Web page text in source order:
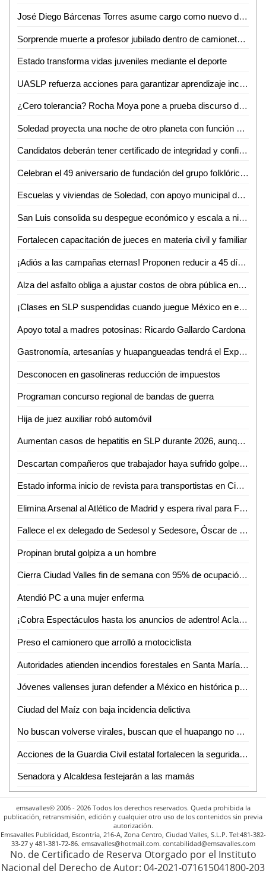
José Diego Bárcenas Torres asume cargo como nuevo director del Tec de Valles
Sorprende muerte a profesor jubilado dentro de camioneta en Aquismón
Estado transforma vidas juveniles mediante el deporte
UASLP refuerza acciones para garantizar aprendizaje inclusivo y permanencia escolar
¿Cero tolerancia? Rocha Moya pone a prueba discurso de anticorrupción en Morena
Soledad proyecta una noche de otro planeta con función especial de Star Wars
Candidatos deberán tener certificado de integridad y confiabilidad, propone el Dip. Héctor Serrano Cortés
Celebran el 49 aniversario de fundación del grupo folklórico huasteco
Escuelas y viviendas de Soledad, con apoyo municipal de abasto de agua: alcalde
San Luis consolida su despegue económico y escala a nivel nacional
Fortalecen capacitación de jueces en materia civil y familiar
¡Adiós a las campañas eternas! Proponen reducir a 45 días el periodo electoral SLP
Alza del asfalto obliga a ajustar costos de obra pública en SLP
¡Clases en SLP suspendidas cuando juegue México en el Mundial!
Apoyo total a madres potosinas: Ricardo Gallardo Cardona
Gastronomía, artesanías y huapangueadas tendrá el Expo Bazar 2026 en Ciudad Valles
Desconocen en gasolineras reducción de impuestos
Programan concurso regional de bandas de guerra
Hija de juez auxiliar robó automóvil
Aumentan casos de hepatitis en SLP durante 2026, aunque con baja incidencia
Descartan compañeros que trabajador haya sufrido golpe de calor en gasolinera
Estado informa inicio de revista para transportistas en Ciudad Valles
Elimina Arsenal al Atlético de Madrid y espera rival para Final de la Champions.
Fallece el ex delegado de Sedesol y Sedesore, Óscar de la Cruz Requena
Propinan brutal golpiza a un hombre
Cierra Ciudad Valles fin de semana con 95% de ocupación hotelera y miles de turistas en parajes
Atendió PC a una mujer enferma
¡Cobra Espectáculos hasta los anuncios de adentro! Aclaran dudas a comerciantes de Valles
Preso el camionero que arrolló a motociclista
Autoridades atienden incendios forestales en Santa María del Río y Cárdenas
Jóvenes vallenses juran defender a México en histórica protesta de bandera del SMN
Ciudad del Maíz con baja incidencia delictiva
No buscan volverse virales, buscan que el huapango no se pierda en los pueblos: Trío Sierra Gorda
Acciones de la Guardia Civil estatal fortalecen la seguridad en San Luis Potosí
Senadora y Alcaldesa festejarán a las mamás
emsavalles© 2006 - 2026 Todos los derechos reservados. Queda prohibida la
publicación, retransmisión, edición y cualquier otro uso de los contenidos sin previa
autorización.
Emsavalles Publicidad, Escontría, 216-A, Zona Centro, Ciudad Valles, S.L.P. Tel:481-382-
33-27 y 481-381-72-86. emsavalles@hotmail.com. contabilidad@emsavalles.com
No. de Certificado de Reserva Otorgado por el Instituto
Nacional del Derecho de Autor: 04-2021-071615041800-203